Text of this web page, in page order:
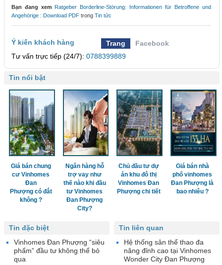
Bạn đang xem
Ratgeber Borderline-Störung: Informationen für Betroffene und
Angehörige : Download PDF trong Tin tức
Ý kiến khách hàng Trang
Facebook
Tư vấn trực tiếp (24/7): 0788399889
Tin nổi bật
Giá bán chung
cư Vinhomes
Đan
Phượng có đắt
không ?
Ngân hàng hỗ
trợ vay như
thế nào khi đầu
tư Vinhomes
Đan Phượng
City?
Chủ đầu tư dự
án khu đô thị
Vinhomes Đan
Phượng chi tiết
Giá bán nhà
phố vinhomes
Đan Phượng là
bao nhiêu ?
Tin liên quan
Hệ thống sân thể thao đa
năng đỉnh cao tại Vinhomes
Wonder City Đan Phượng
Tin đặc biệt
Vinhomes Đan Phượng “siêu
phẩm” đầu tư không thể bỏ
qua